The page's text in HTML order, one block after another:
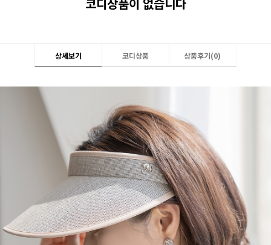
상세보기 코디상품 상품후기(0)